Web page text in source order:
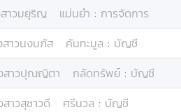
าวมยุริญ แม่นยำ : การจัดการ
าวนงนภัส คันทะมูล : บัญชี
าวปุณญิตา กลัดทรัพย์ : บัญชี
าวสุชาวดี ศรีนวล : บัญชี